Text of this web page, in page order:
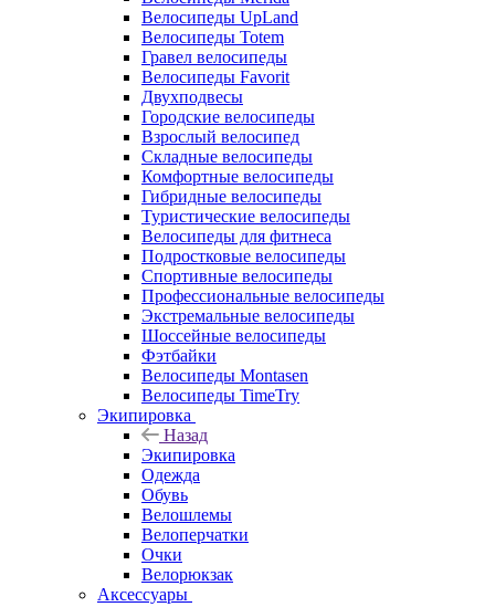
Велосипеды UpLand
Велосипеды Totem
Гравел велосипеды
Велосипеды Favorit
Двухподвесы
Городские велосипеды
Взрослый велосипед
Складные велосипеды
Комфортные велосипеды
Гибридные велосипеды
Туристические велосипеды
Велосипеды для фитнеса
Подростковые велосипеды
Спортивные велосипеды
Профессиональные велосипеды
Экстремальные велосипеды
Шоссейные велосипеды
Фэтбайки
Велосипеды Montasen
Велосипеды TimeTry
Экипировка
Назад
Экипировка
Одежда
Обувь
Велошлемы
Велоперчатки
Очки
Велорюкзак
Аксессуары